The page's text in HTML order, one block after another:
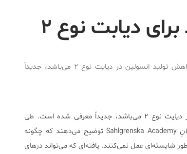
دیابت نوع ۲
مکانیسم تازه کشف‌شده‌ای که عامل کاهش تولید انسولین در دیایت نوع ۲ می‌باشد، جدیداً
مکانیسم تازه کشف‌شده‌ای که عامل کاهش تولید انسولین در دیایت نوع ۲ می‌باشد، جدیداً معرفی شده است. طی
Sahlgrenska Academy توضیح می‌دهند که چگونه
شایسته‌ای عمل نمی‌کنند. یافته‌ای که می‌تواند درهای